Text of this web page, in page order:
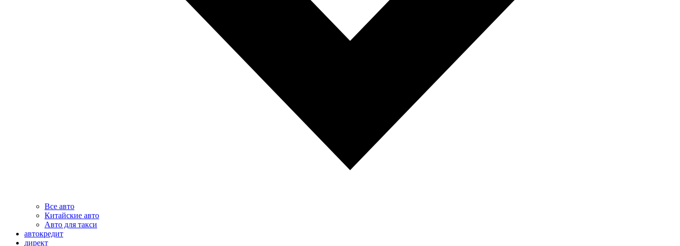
Все авто
Китайские авто
Авто для такси
автокредит
директ